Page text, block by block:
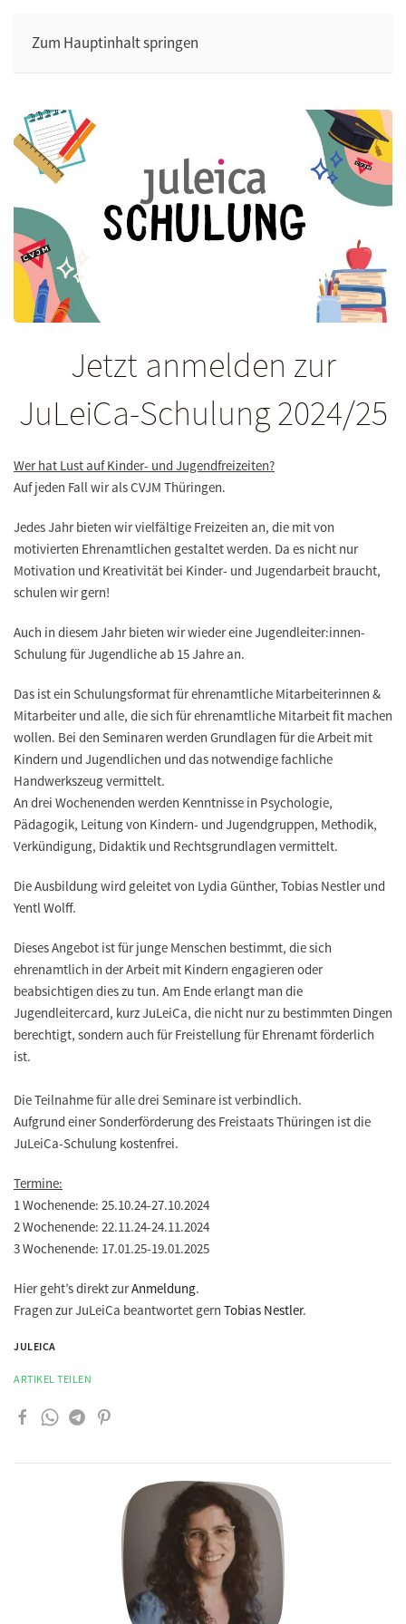
Zum Hauptinhalt springen
Jetzt anmelden zur
JuLeiCa-Schulung 2024/25
Wer hat Lust auf Kinder- und Jugendfreizeiten?
Auf jeden Fall wir als CVJM Thüringen.
Jedes Jahr bieten wir vielfältige Freizeiten an, die mit von
motivierten Ehrenamtlichen gestaltet werden. Da es nicht nur
Motivation und Kreativität bei Kinder- und Jugendarbeit braucht,
schulen wir gern!
Auch in diesem Jahr bieten wir wieder eine Jugendleiter:innen-
Schulung für Jugendliche ab 15 Jahre an.
Das ist ein Schulungsformat für ehrenamtliche Mitarbeiterinnen &
Mitarbeiter und alle, die sich für ehrenamtliche Mitarbeit fit machen
wollen. Bei den Seminaren werden Grundlagen für die Arbeit mit
Kindern und Jugendlichen und das notwendige fachliche
Handwerkszeug vermittelt.
An drei Wochenenden werden Kenntnisse in Psychologie,
Pädagogik, Leitung von Kindern- und Jugendgruppen, Methodik,
Verkündigung, Didaktik und Rechtsgrundlagen vermittelt.
Die Ausbildung wird geleitet von Lydia Günther, Tobias Nestler und
Yentl Wolff.
Dieses Angebot ist für junge Menschen bestimmt, die sich
ehrenamtlich in der Arbeit mit Kindern engagieren oder
beabsichtigen dies zu tun. Am Ende erlangt man die
Jugendleitercard, kurz JuLeiCa, die nicht nur zu bestimmten Dingen
berechtigt, sondern auch für Freistellung für Ehrenamt förderlich
ist.
Die Teilnahme für alle drei Seminare ist verbindlich.
Aufgrund einer Sonderförderung des Freistaats Thüringen ist die
JuLeiCa-Schulung kostenfrei.
Termine:
1 Wochenende: 25.10.24-27.10.2024
2 Wochenende: 22.11.24-24.11.2024
3 Wochenende: 17.01.25-19.01.2025
Hier geht’s direkt zurAnmeldung.
Fragen zur JuLeiCa beantwortet gern Tobias Nestler.
JULEICA
ARTIKEL TEILEN